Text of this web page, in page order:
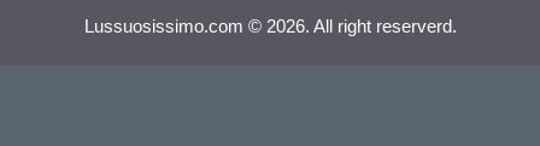
Lussuosissimo.com © 2026. All right reserverd.